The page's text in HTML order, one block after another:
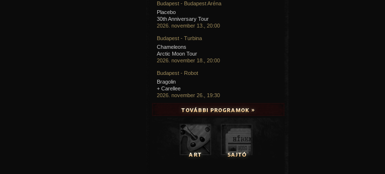
Budapest - Budapest Aréna
Placebo
30th Anniversary Tour
2026. november 13., 20:00
Budapest - Turbina
Chameleons
Arctic Moon Tour
2026. november 18., 20:00
Budapest - Robot
Bragolin
+ Carellee
2026. november 26., 19:30